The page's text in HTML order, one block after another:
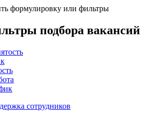
формулировку или фильтры
подбора вакансий
сотрудников